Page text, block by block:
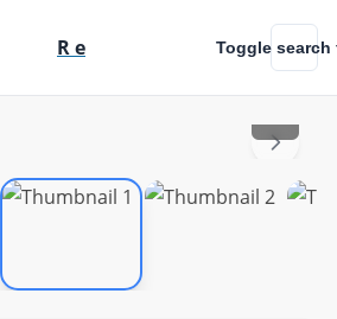
Re Toggle search